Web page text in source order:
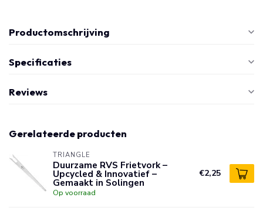
Productomschrijving
Specificaties
Reviews
Gerelateerde producten
TRIANGLE
Duurzame RVS Frietvork –
Upcycled & Innovatief –
Gemaakt in Solingen
Op voorraad
€2,25